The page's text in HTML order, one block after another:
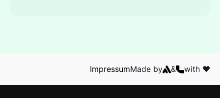
ImpressumMade by & with ❤️